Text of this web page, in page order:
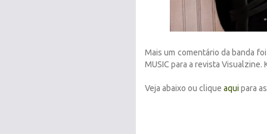
Mais um comentário da banda
MUSIC para a revista Visualzine.
Veja abaixo ou clique aqui para